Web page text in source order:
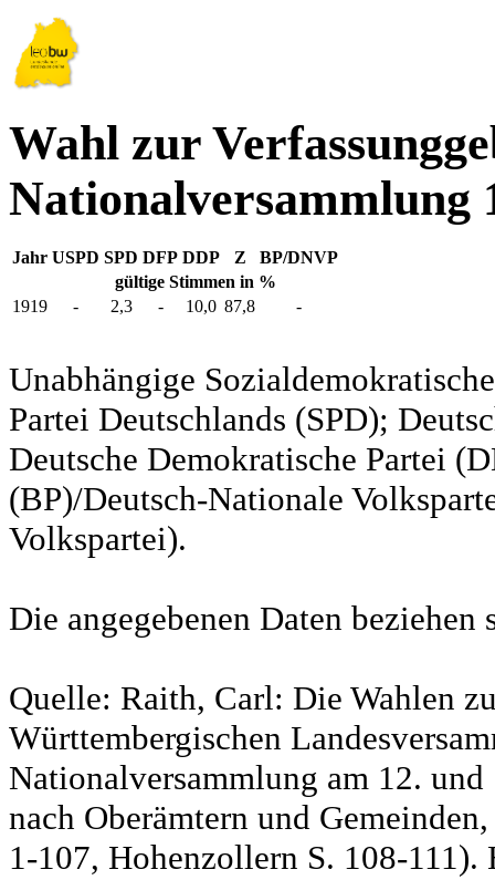
Wahl zur
Nationalversammlung
Jahr USPD SPD DFP DDP Z
BP/DNVP
gültige Stimmen in %
1919
- 2,3 - 10,0 87,8 -
Unabhängige
Partei Deutschlands (SPD);
Deutsche Demokratische Partei
(BP)/Deutsch-Nationale
Volkspartei).
Die angegebenen Daten
Quelle: Raith, Carl: Die Wahlen
Württembergischen
Nationalversammlung am 12. und
nach Oberämtern und
1-107, Hohenzollern S. 108-